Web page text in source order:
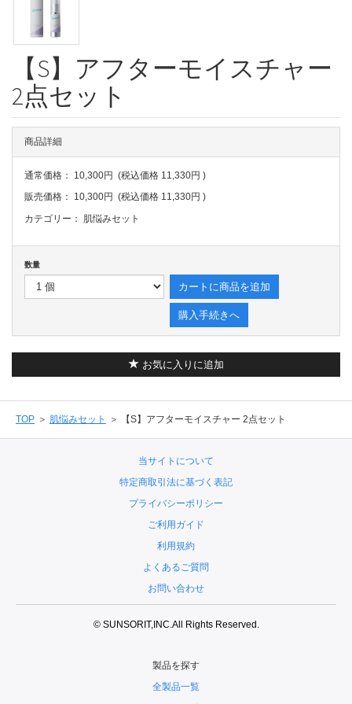
【S】アフターモイスチャー
2点セット
商品詳細
通常価格： 10,300円 (税込価格 11,330円 )
販売価格：
10,300円 (税込価格 11,330円 )
カテゴリー：
肌悩みセット
数量
カートに商品を追加
購入手続きへ
お気に入りに追加
TOP 肌悩みセット 【S】アフターモイスチャー 2点セット
当サイトについて
特定商取引法に基づく表記
プライバシーポリシー
ご利用ガイド
利用規約
よくあるご質問
お問い合わせ
© SUNSORIT,INC.All Rights Reserved.
製品を探す
全製品一覧